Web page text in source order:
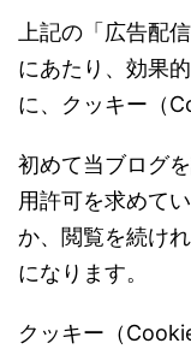
上記の「広告配
にあたり、効果
に、クッキー（
初めて当ブログ
用許可を求めて
か、閲覧を続け
になります。
クッキー（